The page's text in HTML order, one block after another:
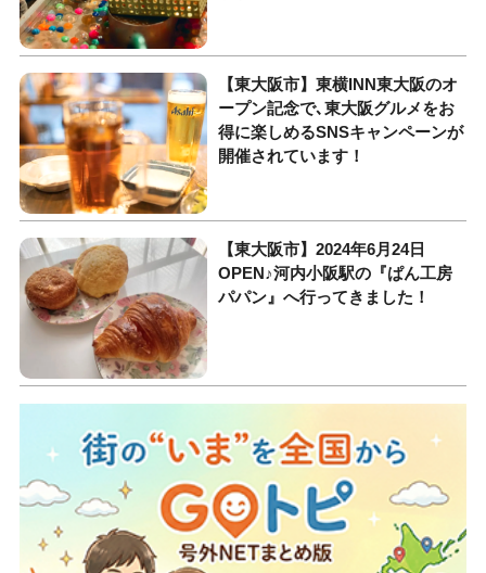
【東大阪市】東横INN東大阪のオ
ープン記念で､東大阪グルメをお
得に楽しめるSNSキャンペーンが
開催されています！
【東大阪市】2024年6月24日
OPEN♪河内小阪駅の『ぱん工房
パパン』へ行ってきました！